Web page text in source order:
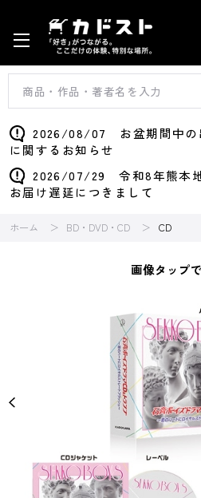
2026/08/07 お盆期間中の
に関するお知らせ
2026/07/29 令和8年熊本
お届け遅延につきまして
ホーム BD・DVD・CD CD
画像タップ